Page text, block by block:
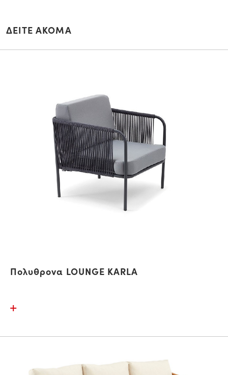
ΔΕΙΤΕ ΑΚΟΜΑ
Πολυθρονα LOUNGE KARLA